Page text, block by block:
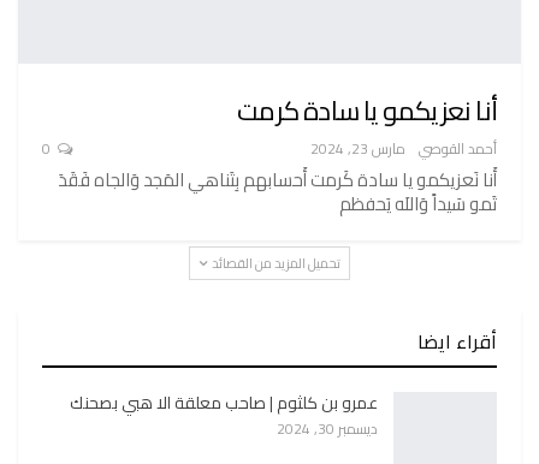
أنا نعزيكمو يا سادة كرمت
أحمد القوصي مارس 23, 2024
أَنا نَعزيكمو يا سادة كَرمت أَحسابهم بِتَناهي المَجد وَالجاه فَقَدَ
تَمو سَيداً وَاللَه يَحفظم
تحميل المزيد من القصائد
أقراء ايضا
عمرو بن كلثوم | صاحب معلقة الا هبي بصحنك
ديسمبر 30, 2024